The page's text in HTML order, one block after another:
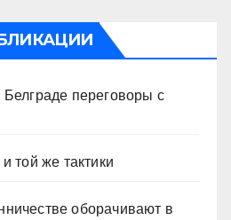
переговоры с
той же тактики
оборачивают в